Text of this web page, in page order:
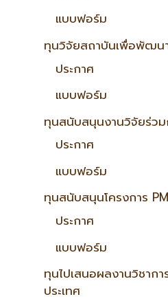
แบบฟอร์ม
ทุนวิจัยสถาบันเพื่อพัฒน
ประกาศ
แบบฟอร์ม
ทุนสนับสนุนงานวิจัยร่ว
ประกาศ
แบบฟอร์ม
ทุนสนับสนุนโครงการ
ประกาศ
แบบฟอร์ม
ทุนไปเสนอผลงานวิชาก
ประเทศ